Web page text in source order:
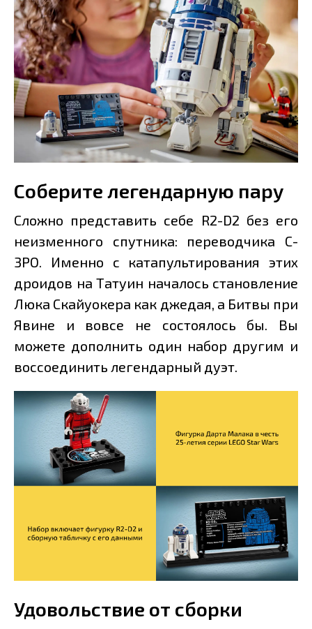
Соберите легендарную пару
Сложно представить себе R2-D2 без его
неизменного спутника: переводчика C-
3PO. Именно с катапультирования этих
дроидов на Татуин началось становление
Люка Скайуокера как джедая, а Битвы при
Явине и вовсе не состоялось бы. Вы
можете дополнить один набор другим и
воссоединить легендарный дуэт.
Удовольствие от сборки